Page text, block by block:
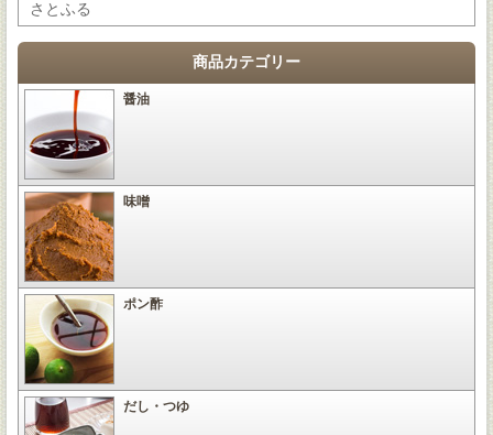
さとふる
商品カテゴリー
醤油
味噌
ポン酢
だし・つゆ